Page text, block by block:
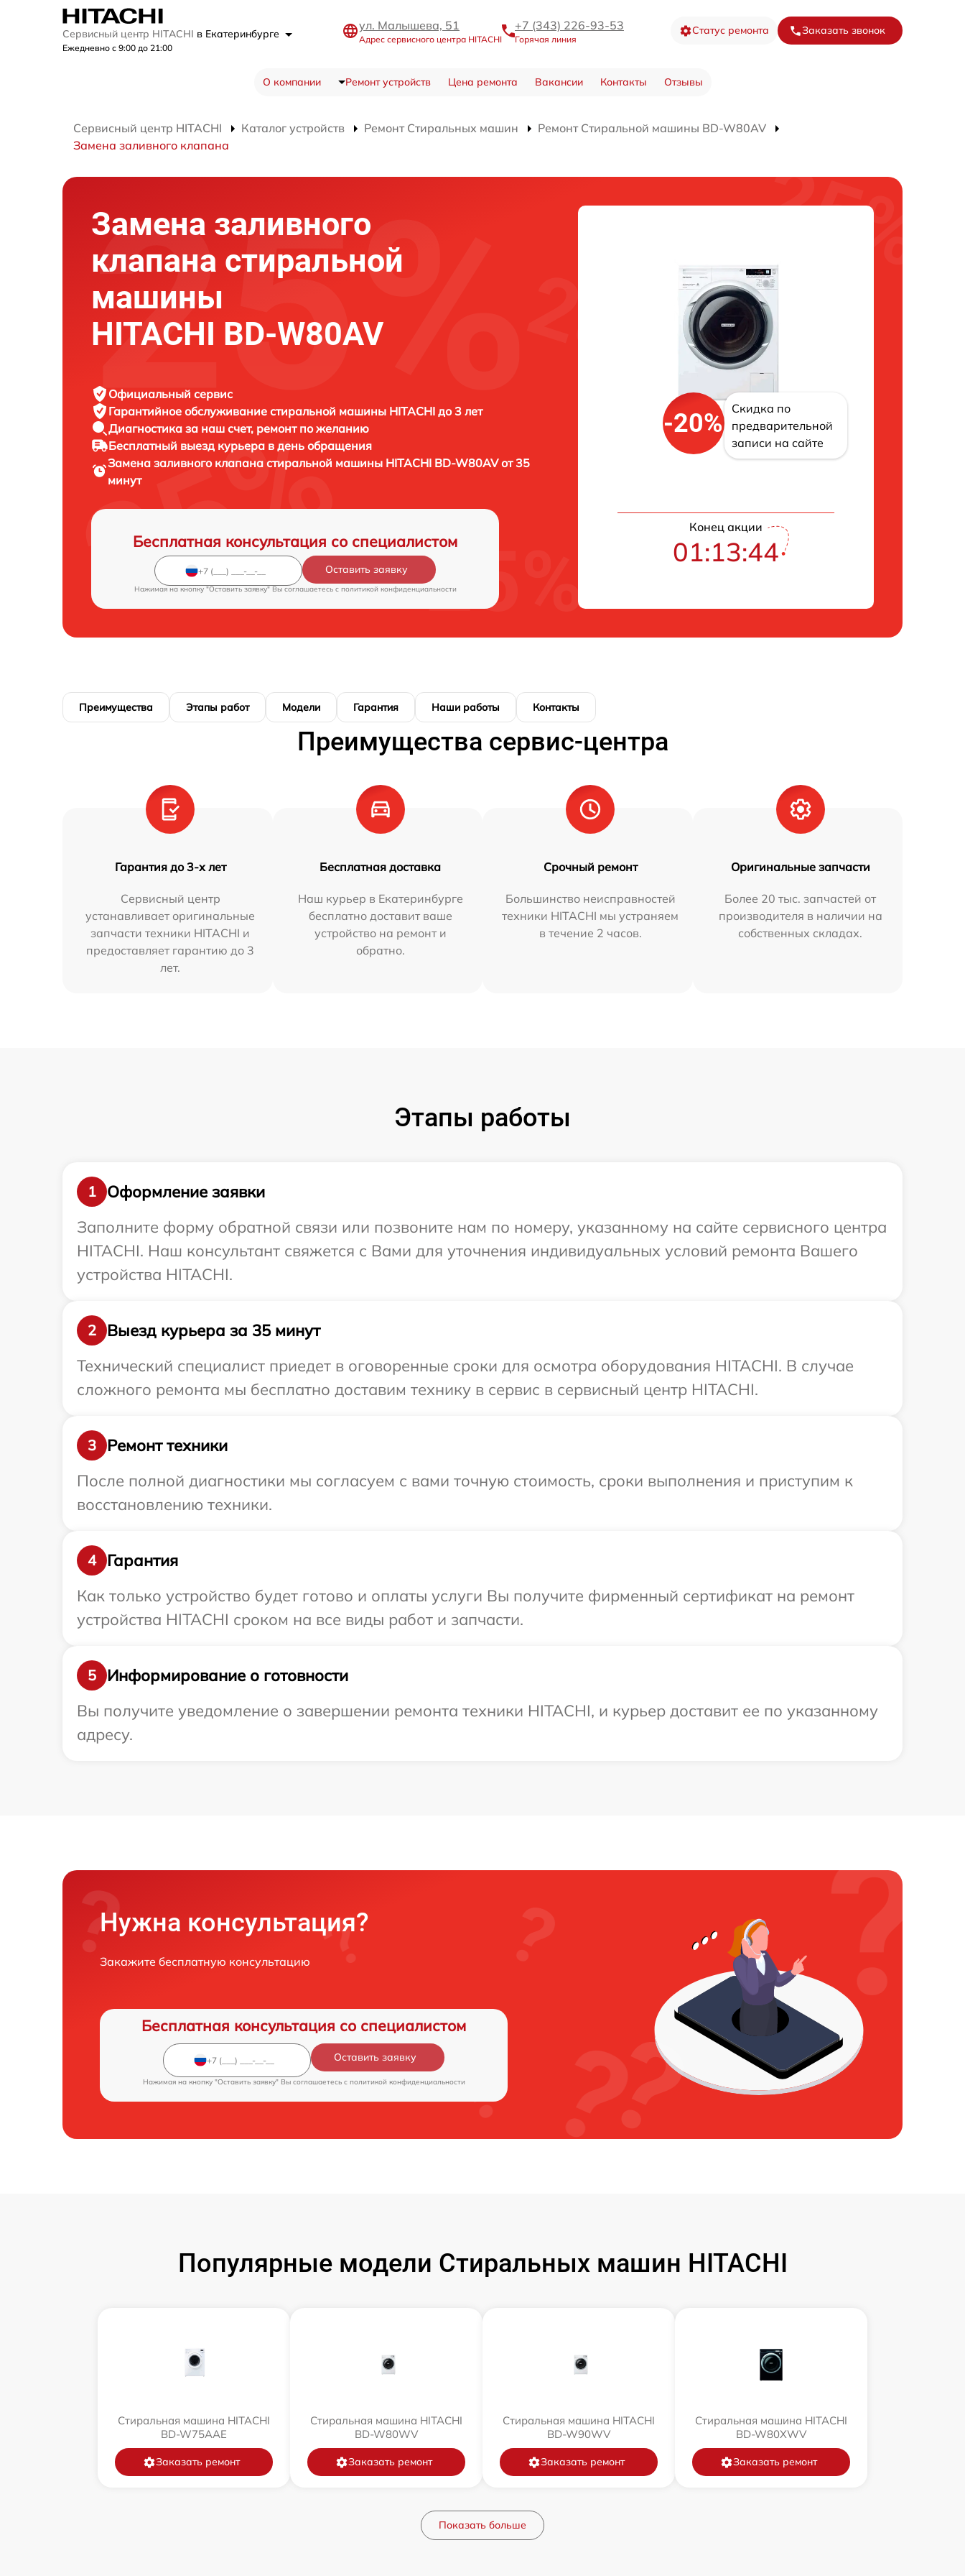
Сервисный центр HITACHI в Екатеринбурге
Ежедневно с 9:00 до 21:00
ул. Малышева, 51
Адрес сервисного центра HITACHI
+7 (343) 226-93-53
Горячая линия
Статус ремонта Заказать звонок
О компании Ремонт устройств Цена ремонта Вакансии Контакты Отзывы
Сервисный центр HITACHI Каталог устройств Ремонт Стиральных машин
Ремонт Стиральной машины BD-W80AV
Замена заливного клапана
Замена заливного
клапана стиральной
машины
HITACHI BD-W80AV
Официальный сервис
Гарантийное обслуживание стиральной машины HITACHI до 3 лет
Диагностика за наш счет, ремонт по желанию
Бесплатный выезд курьера в день обращения
Замена заливного клапана стиральной машины HITACHI BD-W80AV от 35
минут
Бесплатная консультация со специалистом
Оставить заявку
Нажимая на кнопку "Оставить заявку" Вы соглашаетесь c политикой конфиденциальности
-20%
Скидка по
предварительной
записи на сайте
Конец акции
01:13:43
Преимущества Этапы работ Модели Гарантия Наши работы Контакты
Преимущества сервис-центра
Гарантия до 3-х лет
Сервисный центр
устанавливает оригинальные
запчасти техники HITACHI и
предоставляет гарантию до 3
лет.
Бесплатная доставка
Наш курьер в Екатеринбурге
бесплатно доставит ваше
устройство на ремонт и
обратно.
Срочный ремонт
Большинство неисправностей
техники HITACHI мы устраняем
в течение 2 часов.
Оригинальные запчасти
Более 20 тыс. запчастей от
производителя в наличии на
собственных складах.
Этапы работы
1
Оформление заявки
Заполните форму обратной связи или позвоните нам по номеру, указанному на сайте сервисного центра
HITACHI. Наш консультант свяжется с Вами для уточнения индивидуальных условий ремонта Вашего
устройства HITACHI.
2
Выезд курьера за 35 минут
Технический специалист приедет в оговоренные сроки для осмотра оборудования HITACHI. В случае
сложного ремонта мы бесплатно доставим технику в сервис в сервисный центр HITACHI.
3
Ремонт техники
После полной диагностики мы согласуем с вами точную стоимость, сроки выполнения и приступим к
восстановлению техники.
4
Гарантия
Как только устройство будет готово и оплаты услуги Вы получите фирменный сертификат на ремонт
устройства HITACHI сроком на все виды работ и запчасти.
5
Информирование о готовности
Вы получите уведомление о завершении ремонта техники HITACHI, и курьер доставит ее по указанному
адресу.
Нужна консультация?
Закажите бесплатную консультацию
Бесплатная консультация со специалистом
Оставить заявку
Нажимая на кнопку "Оставить заявку" Вы соглашаетесь c политикой конфиденциальности
Популярные модели Стиральных машин HITACHI
Стиральная машина HITACHI
BD-W75AAE
Заказать ремонт
Стиральная машина HITACHI
BD-W80WV
Заказать ремонт
Стиральная машина HITACHI
BD-W90WV
Заказать ремонт
Стиральная машина HITACHI
BD-W80XWV
Заказать ремонт
Показать больше